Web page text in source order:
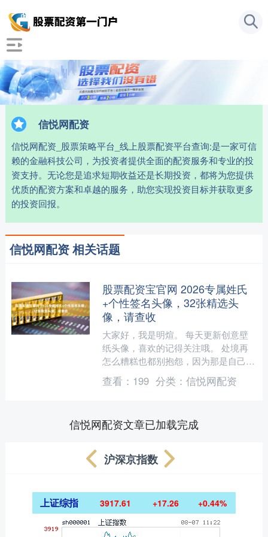
信悦网配资
信悦网配资_股票策略平台_线上股票配资平台查询:是一家可信
赖的金融科技公司，为投资者提供全面的配资服务和专业的投
资支持。无论您是追求短期收益还是长期投资，都将为您提供
优质的配资方案和卓越的服务，助您实现投资目标并获取更多
的投资回报。
信悦网配资 相关话题
股票配资宝官网 2026专属姓氏
+个性签名头像，32张精选头
像，请查收
大家好，我是明煊。 每天更新创意壁
纸头像，喜欢的记得关注哦。 处境再
怎么糟糕也都别抱怨，因为那是自己积
攒到的人生待遇，抱怨只会显得自己不
负责任，而对处境不会有任....
查看： 199 分类： 信悦网配资
信悦网配资文章已加载完成
沪深京指数
上证综指 3917.61 +17.26 +0.44%